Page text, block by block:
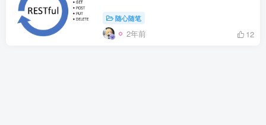
随心随笔
2年前 12